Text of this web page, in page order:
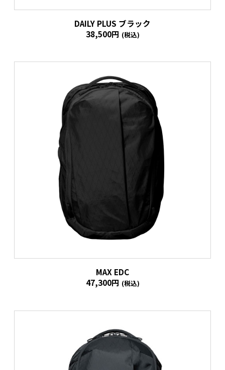
DAILY PLUS ブラック
38,500円 (税込)
MAX EDC
47,300円 (税込)